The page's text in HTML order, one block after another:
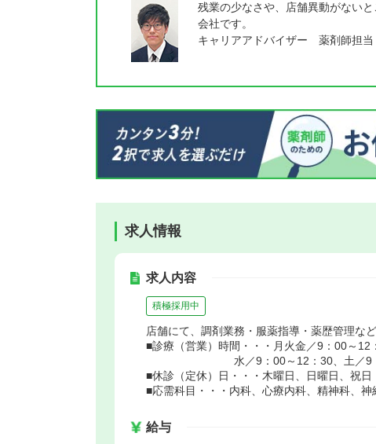
残業の少なさや、店舗異動がない
会社です。
キャリアアドバイザー 薬剤師担当
求人情報
求人内容
積極採用中
店舗にて、調剤業務・服薬指導・薬歴管理な
■診療（営業）時間・・・月火金／9：00～12
水／9：00～12：30、土／9：
■休診（定休）日・・・木曜日、日曜日、祝日
■応需科目・・・内科、心療内科、精神科、神
給与